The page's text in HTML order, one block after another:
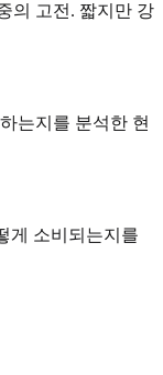
의 고전. 짧지만 강
는지를 분석한 현
게 소비되는지를